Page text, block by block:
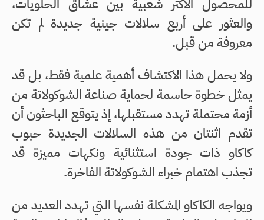
والعثور على أربع سلالات جينية جديدة لم تكن
معروفة من قبل.
ولا يحمل هذا الاكتشاف أهمية علمية فقط، بل قد
يمثل خطوة حاسمة لحماية صناعة الشوكولاتة من
أزمة محتملة تهدد مستقبلها، إذ يتوقع الباحثون أن
تقدم اثنتان من هذه السلالات الجديدة حبوب
كاكاو ذات جودة استثنائية ونكهات مميزة قد
تجذب اهتمام خبراء الشوكولاتة الفاخرة.
ويواجه الكاكاو المشكلة نفسها التي تهدد العديد من